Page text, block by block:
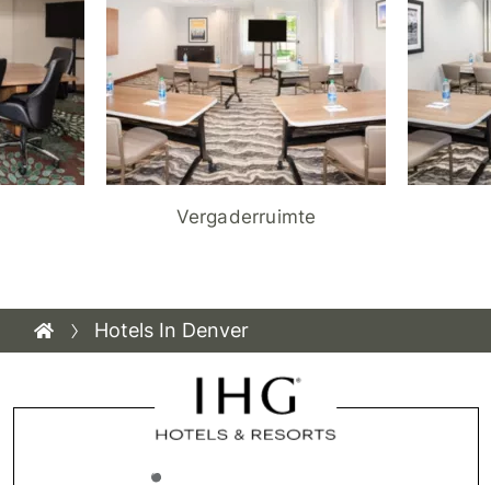
Vergaderruimte
Hotels In Denver